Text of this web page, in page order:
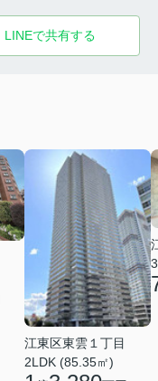
LINEで共有する
江東区東雲１丁目
2LDK (85.35㎡)